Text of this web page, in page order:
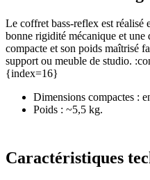
Le coffret bass-reflex est
bonne rigidité mécanique et
compacte et son poids maîtrisé
support ou meuble de studio.
{index=16}
Dimensions compactes :
Poids : ~5,5 kg.
Caractéristiques